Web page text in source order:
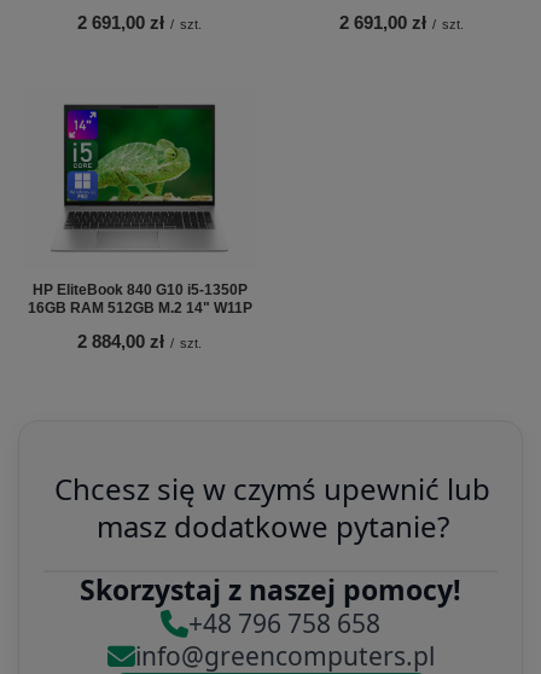
2 691,00 zł / szt. 2 691,00 zł / szt.
HP EliteBook 840 G10 i5-1350P
16GB RAM 512GB M.2 14" W11P
2 884,00 zł / szt.
Chcesz się w czymś upewnić lub
masz dodatkowe pytanie?
Skorzystaj z naszej pomocy!
+48 796 758 658
info@greencomputers.pl